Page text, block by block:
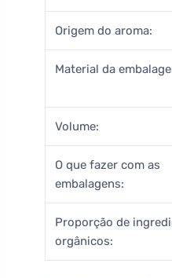
Origem do aroma:
Material da
Volume:
O que fazer com as
embalagens:
Proporção de
orgânicos: